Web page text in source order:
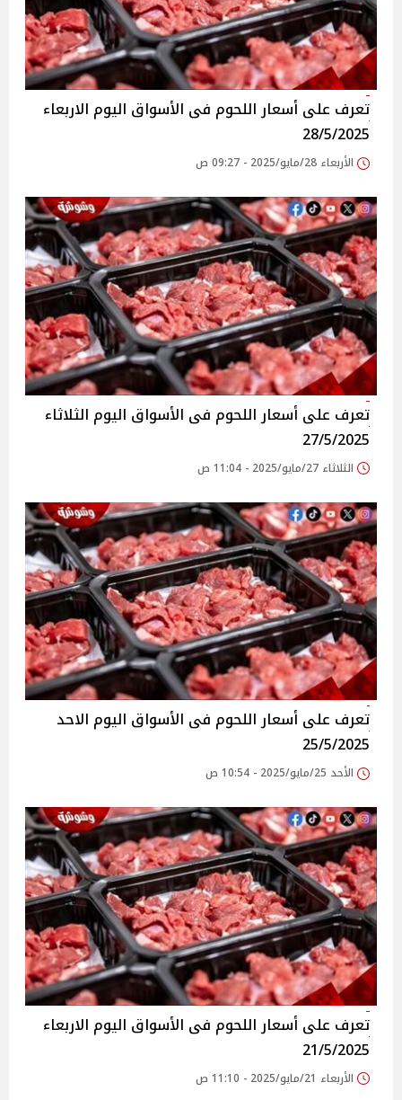
تعرف على أسعار اللحوم فى الأسواق‎‎ اليوم الاربعاء
28/5/2025
الأربعاء 28/مايو/2025 - 09:27 ص
تعرف على أسعار اللحوم فى الأسواق‎‎ اليوم الثلاثاء
27/5/2025
الثلاثاء 27/مايو/2025 - 11:04 ص
تعرف على أسعار اللحوم فى الأسواق‎‎ اليوم الاحد
25/5/2025
الأحد 25/مايو/2025 - 10:54 ص
تعرف على أسعار اللحوم فى الأسواق‎‎ اليوم الاربعاء
21/5/2025
الأربعاء 21/مايو/2025 - 11:10 ص